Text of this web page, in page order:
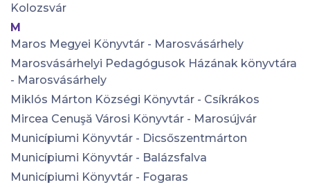
Kolozsvár
M
Maros Megyei Könyvtár - Marosvásárhely
Marosvásárhelyi Pedagógusok Házának könyvtára
- Marosvásárhely
Miklós Márton Községi Könyvtár - Csíkrákos
Mircea Cenuşă Városi Könyvtár - Marosújvár
Municípiumi Könyvtár - Dicsőszentmárton
Municípiumi Könyvtár - Balázsfalva
Municípiumi Könyvtár - Fogaras